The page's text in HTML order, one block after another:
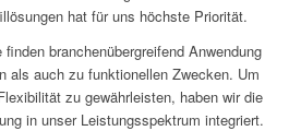
hat für uns höchste Priorität.
branchenübergreifend Anwendung
als auch zu funktionellen Zwecken. Um
zu gewährleisten, haben wir die
in unser Leistungsspektrum integriert.